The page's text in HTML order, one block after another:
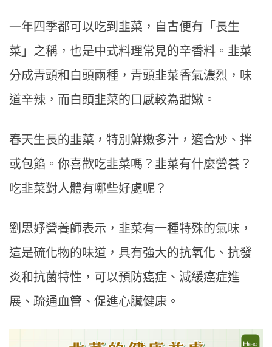
一年四季都可以吃到韭菜，自古便有「長生
菜」之稱，也是中式料理常見的辛香料。韭菜
分成青頭和白頭兩種，青頭韭菜香氣濃烈，味
道辛辣，而白頭韭菜的口感較為甜嫩。
春天生長的韭菜，特別鮮嫩多汁，適合炒、拌
或包餡。你喜歡吃韭菜嗎？韭菜有什麼營養？
吃韭菜對人體有哪些好處呢？
劉思妤營養師表示，韭菜有一種特殊的氣味，
這是硫化物的味道，具有強大的抗氧化、抗發
炎和抗菌特性，可以預防癌症、減緩癌症進
展、疏通血管、促進心臟健康。